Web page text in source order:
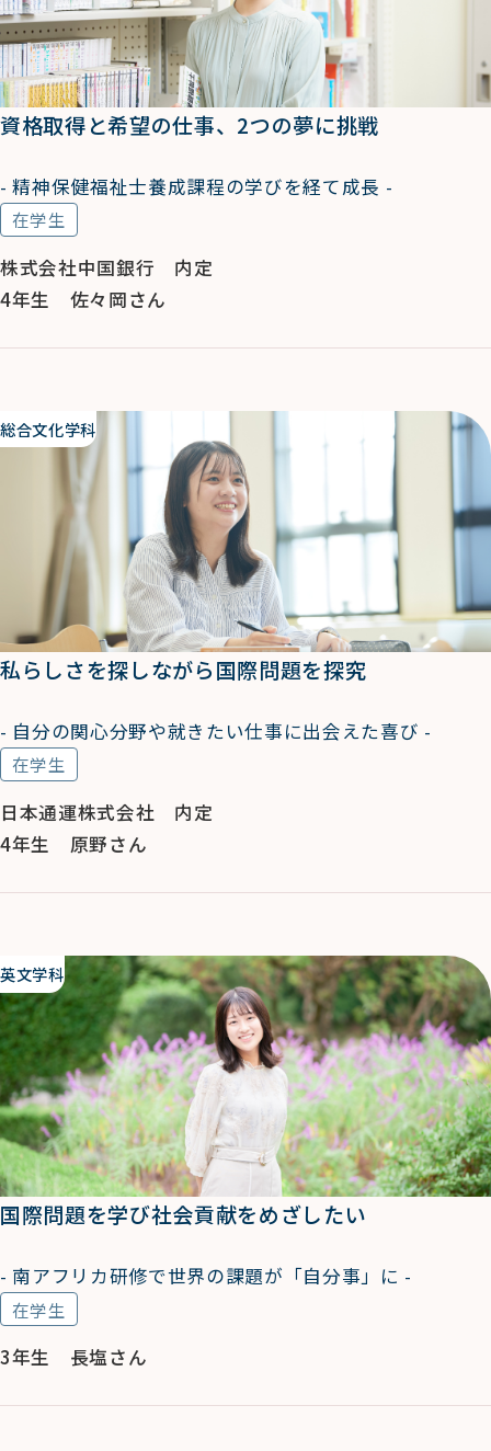
資格取得と希望の仕事、2つの夢に挑戦
- 精神保健福祉士養成課程の学びを経て成長 -
在学生
株式会社中国銀行 内定
4年生 佐々岡さん
総合文化学科
私らしさを探しながら国際問題を探究
- 自分の関心分野や就きたい仕事に出会えた喜び -
在学生
日本通運株式会社 内定
4年生 原野さん
英文学科
国際問題を学び社会貢献をめざしたい
- 南アフリカ研修で世界の課題が「自分事」に -
在学生
3年生 長塩さん